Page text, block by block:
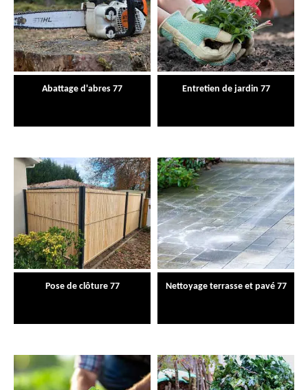
Abattage d'abres 77 Entretien de jardin 77
Pose de clôture 77 Nettoyage terrasse et pavé 77